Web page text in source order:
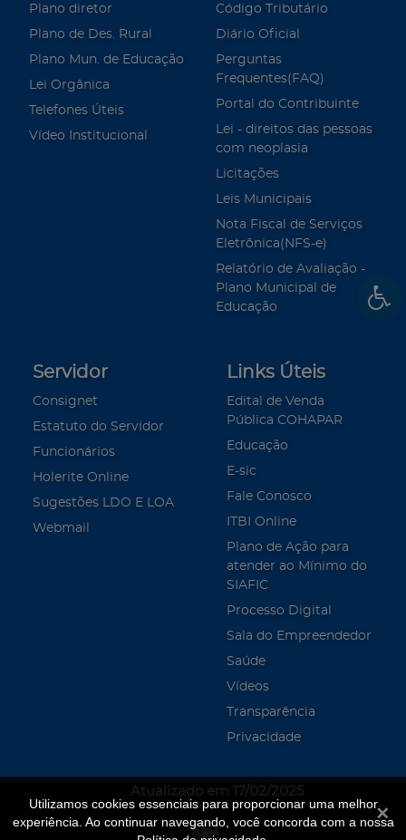
Utilizamos cookies essenciais para proporcionar uma melhor
experiência. Ao continuar navegando, você concorda com a nossa
Plano diretor
Plano de Des. Rural
Plano Mun. de Educação
Lei Orgânica
Telefones Úteis
Vídeo Institucional
Código Tributário
Diário Oficial
Perguntas
Frequentes(FAQ)
Portal do Contribuinte
Lei - direitos das pessoas
com neoplasia
Licitações
Leis Municipais
Nota Fiscal de Serviços
Eletrônica(NFS-e)
Relatório de Avaliação -
Plano Municipal de
Educação
Servidor
Consignet
Estatuto do Servidor
Funcionários
Holerite Online
Sugestões LDO E LOA
Webmail
Links Úteis
Edital de Venda
Pública COHAPAR
Educação
E-sic
Fale Conosco
ITBI Online
Plano de Ação para
atender ao Mínimo do
SIAFIC
Processo Digital
Sala do Empreendedor
Saúde
Vídeos
Transparência
Privacidade
Atualizado em 17/02/2025